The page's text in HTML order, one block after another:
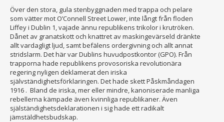
Över den stora, gula stenbyggnaden med trappa och pelare
som vätter mot O’Connell Street Lower, inte långt från floden
Liffey i Dublin 1, vajade ännu republikens trikolor i krutröken.
Dånet av granatskott och knattret av maskingevärseld dränkte
allt vardagligt ljud, samt befälens ordergivning och allt annat
stridslarm. Det här var Dublins huvudpostkontor (GPO). Från
trapporna hade republikens provosoriska revolutionära
regering nyligen deklamerat den iriska
självständighetsförklaringen. Det hade skett Påskmåndagen
1916 . Bland de iriska, mer eller mindre, kanoniserade manliga
rebellerna kämpade även kvinnliga republikaner. Även
själständighetsdeklarationen i sig hade ett radikalt
jämstäldhetsbudskap.